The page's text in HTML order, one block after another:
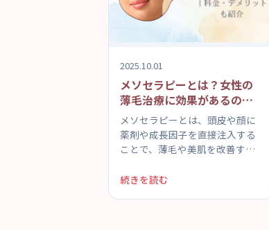
2025.10.01
メソセラピーとは？女性の
薄毛治療に効果があるのか
徹底解説｜料金・デメリッ
トも紹介
メソセラピーとは、頭皮や顔に
薬剤や成長因子を直接注入する
ことで、薄毛や美肌を改善する
続きを読む